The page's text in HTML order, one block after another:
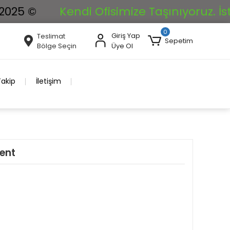
Kendi Ofisimize Taşınıyoruz.
Teslimat
Bölge Seçin
Giriş Yap
Üye Ol
0
Sepetim
İletişim